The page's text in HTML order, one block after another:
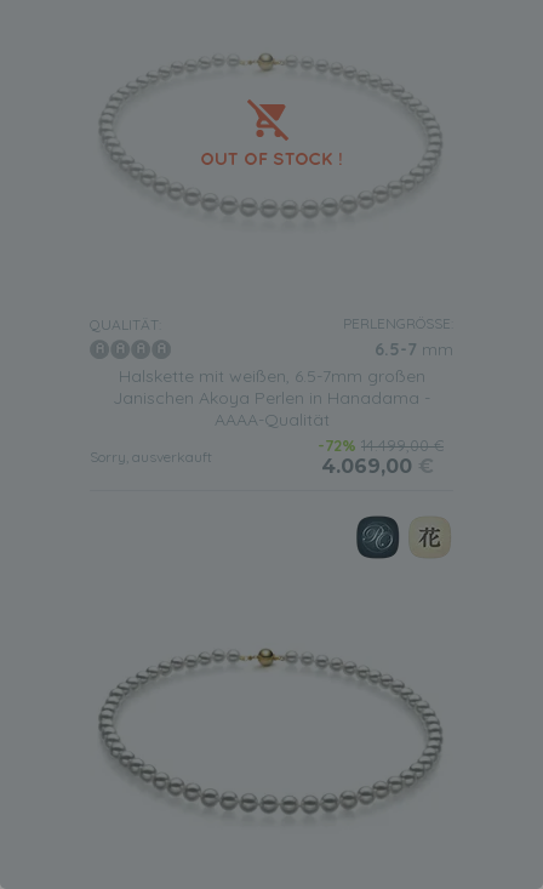
QUALITÄT: PERLENGRÖSSE:
6.5-7 mm
Halskette mit weißen, 6.5-7mm großen
Janischen Akoya Perlen in Hanadama -
AAAA-Qualität
Sorry, ausverkauft
-72% 14.499,00 €
4.069,00 €